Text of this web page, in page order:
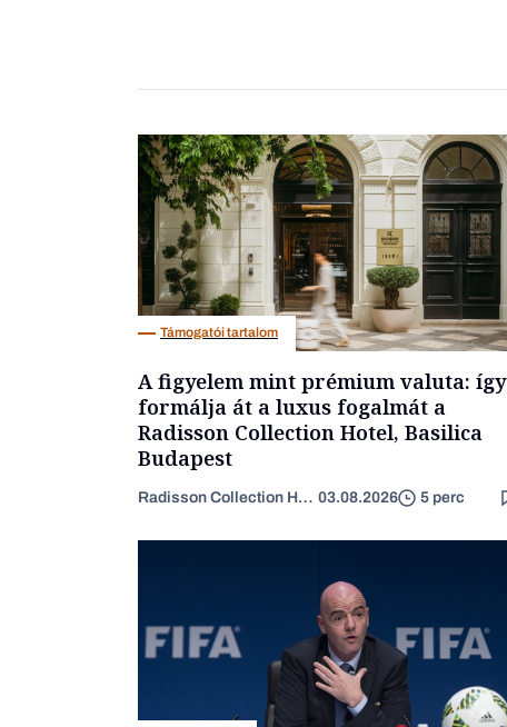
Támogatói tartalom
A figyelem mint prémium valuta: így
formálja át a luxus fogalmát a
Radisson Collection Hotel, Basilica
Budapest
Radisson Collection Hotel 03.08.2026 5 perc